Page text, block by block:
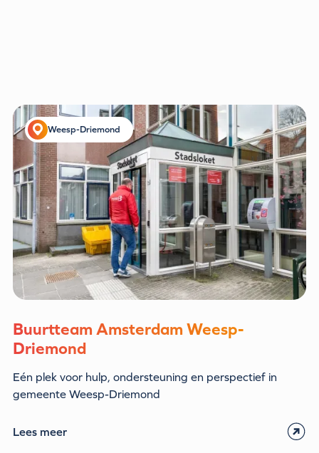
Weesp-Driemond
Buurtteam Amsterdam Weesp-
Driemond
Eén plek voor hulp, ondersteuning en perspectief in
gemeente Weesp-Driemond
Lees meer